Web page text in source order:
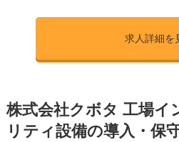
求人詳細を
株式会社クボタ 工場イ
リティ設備の導入・保